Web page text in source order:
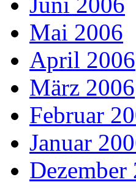
Mai 2006
April 2006
März 2006
Februar
Januar
Dezember